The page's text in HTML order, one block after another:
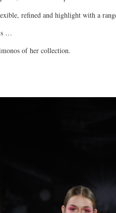
refined and highlight with a
…
of her collection.